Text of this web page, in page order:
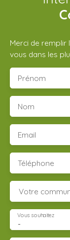
Merci de remplir
vous dans les
Prénom
Nom
Email
Téléphone
Votre
-
Vous souhaitez